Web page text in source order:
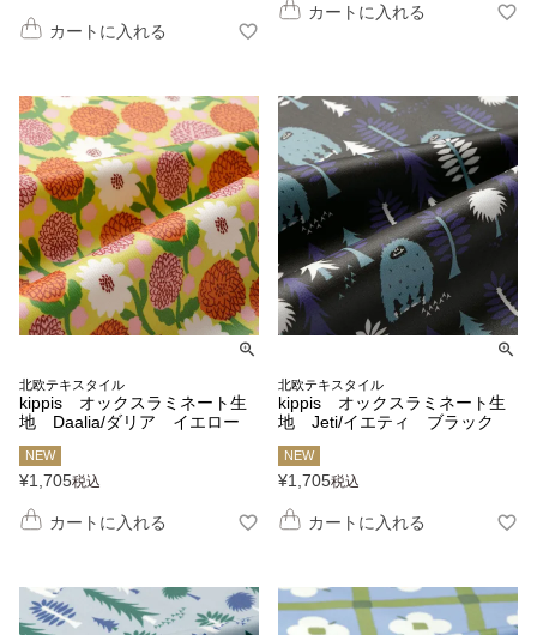
カートに入れる
カートに入れる
北欧テキスタイル
kippis オックスラミネート生
地 Daalia/ダリア イエロー
NEW
¥1,705税込
カートに入れる
北欧テキスタイル
kippis オックスラミネート生
地 Jeti/イエティ ブラック
NEW
¥1,705税込
カートに入れる